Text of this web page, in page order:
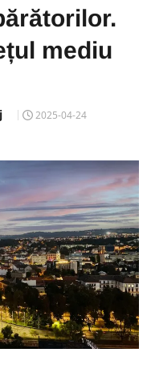
mediu
2025-04-24